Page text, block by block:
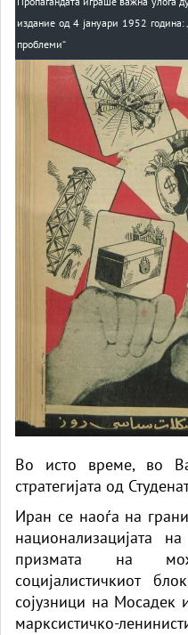
издание од 4 јануари 1952
проблеми“
Во исто време, во
стратегијата од
Иран се наоѓа на
национализацијата
призмата на
социјалистичкиот
сојузници на Мосадек
марксистичко-